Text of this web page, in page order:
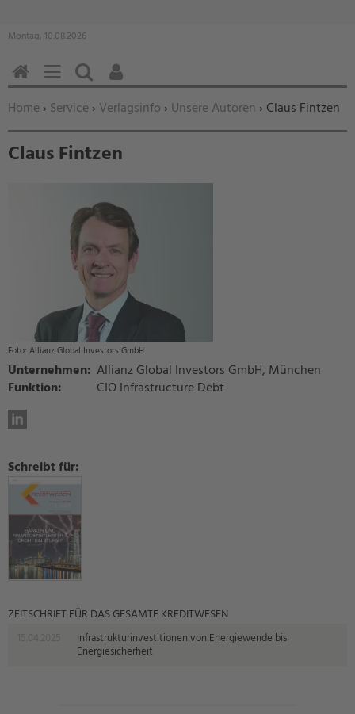
Montag, 10.08.2026
Sie befinden sich hier:
Home › Service › Verlagsinfo › Unsere Autoren › Claus Fintzen
Claus Fintzen
Allianz Global Investors GmbH
Unternehmen: Allianz Global Investors GmbH, München
Funktion:
CIO Infrastructure Debt
Schreibt für:
ZEITSCHRIFT FÜR DAS GESAMTE KREDITWESEN
Infrastrukturinvestitionen von Energiewende bis
Energiesicherheit
HOMEMENÜSUCHEN
BENUTZERFUNKTIONEN